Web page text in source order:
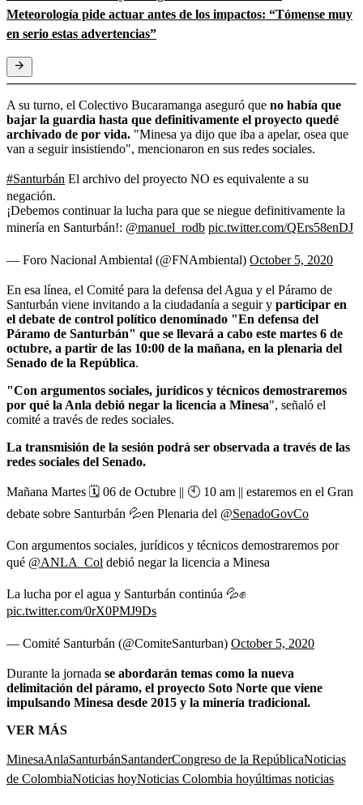
Meteorología pide actuar antes de los impactos: “Tómense muy
en serio estas advertencias”
A su turno, el Colectivo Bucaramanga aseguró que no había que
bajar la guardia hasta que definitivamente el proyecto quedé
archivado de por vida. "Minesa ya dijo que iba a apelar, osea que
van a seguir insistiendo", mencionaron en sus redes sociales.
#Santurbán El archivo del proyecto NO es equivalente a su
negación.
¡Debemos continuar la lucha para que se niegue definitivamente la
minería en Santurbán!: @manuel_rodb pic.twitter.com/QErs58enDJ
— Foro Nacional Ambiental (@FNAmbiental) October 5, 2020
En esa línea, el Comité para la defensa del Agua y el Páramo de
Santurbán viene invitando a la ciudadanía a seguir y participar en
el debate de control político denominado "En defensa del
Páramo de Santurbán" que se llevará a cabo este martes 6 de
octubre, a partir de las 10:00 de la mañana, en la plenaria del
Senado de la República.
"Con argumentos sociales, jurídicos y técnicos demostraremos
por qué la Anla debió negar la licencia a Minesa", señaló el
comité a través de redes sociales.
La transmisión de la sesión podrá ser observada a través de las
redes sociales del Senado.
Mañana Martes 🗓️ 06 de Octubre || 🕙 10 am || estaremos en el Gran
debate sobre Santurbán 💦en Plenaria del @SenadoGovCo
Con argumentos sociales, jurídicos y técnicos demostraremos por
qué @ANLA_Col debió negar la licencia a Minesa
La lucha por el agua y Santurbán continúa 💦✊
pic.twitter.com/0rX0PMJ9Ds
— Comité Santurbán (@ComiteSanturban) October 5, 2020
Durante la jornada se abordarán temas como la nueva
delimitación del páramo, el proyecto Soto Norte que viene
impulsando Minesa desde 2015 y la minería tradicional.
VER MÁS
MinesaAnlaSanturbánSantanderCongreso de la RepúblicaNoticias
de ColombiaNoticias hoyNoticias Colombia hoyúltimas noticias